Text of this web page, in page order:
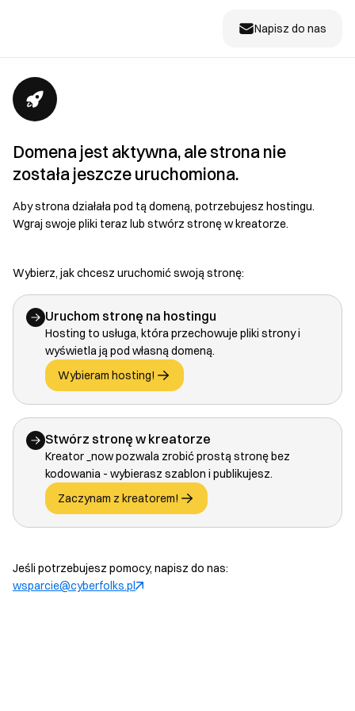
Napisz do nas
Domena jest aktywna, ale strona nie
została jeszcze uruchomiona.
Aby strona działała pod tą domeną, potrzebujesz hostingu.
Wgraj swoje pliki teraz lub stwórz stronę w kreatorze.
Wybierz, jak chcesz uruchomić swoją stronę:
Uruchom stronę na hostingu
Hosting to usługa, która przechowuje pliki strony i
wyświetla ją pod własną domeną.
Wybieram hosting!
Stwórz stronę w kreatorze
Kreator _now pozwala zrobić prostą stronę bez
kodowania - wybierasz szablon i publikujesz.
Zaczynam z kreatorem!
Jeśli potrzebujesz pomocy, napisz do nas:
wsparcie@cyberfolks.pl